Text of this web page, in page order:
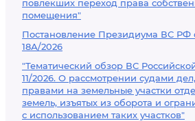
повлекших переход права
помещения"
Постановление Президиума ВС РФ
18А/2026
"Тематический обзор ВС
11/2026. О рассмотрении судами
правами на земельные участки
земель, изъятых из оборота и
с использованием таких участков"